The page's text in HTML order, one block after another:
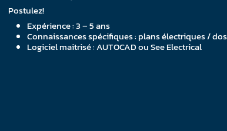
Postulez!
Expérience : 3 – 5 ans
Connaissances spécifiques : plans électriques /
Logiciel maitrisé : AUTOCAD ou See Electrical